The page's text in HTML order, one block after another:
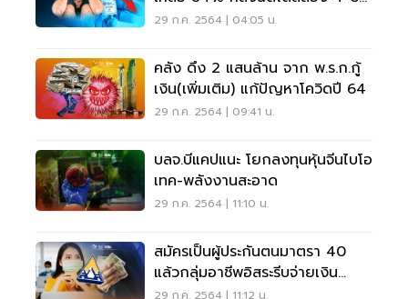
เดือน
29 ก.ค. 2564 | 04:05 น.
คลัง ดึง 2 แสนล้าน จาก พ.ร.ก.กู้
เงิน(เพิ่มเติม) แก้ปัญหาโควิดปี 64
29 ก.ค. 2564 | 09:41 น.
บลจ.บีแคปแนะ โยกลงทุนหุ้นจีนไบโอ
เทค-พลังงานสะอาด
29 ก.ค. 2564 | 11:10 น.
สมัครเป็นผู้ประกันตนมาตรา 40
แล้วกลุ่มอาชีพอิสระรีบจ่ายเงิน
สมทบ 31 ก.ค.นี้
29 ก.ค. 2564 | 11:12 น.